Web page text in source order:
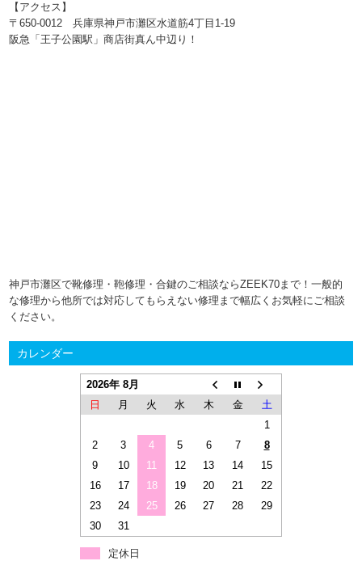
【アクセス】
〒650-0012 兵庫県神戸市灘区水道筋4丁目1‐19
阪急「王子公園駅」商店街真ん中辺り！
神戸市灘区で靴修理・鞄修理・合鍵のご相談ならZEEK70まで！一般的
な修理から他所では対応してもらえない修理まで幅広くお気軽にご相談
ください。
カレンダー
2026年 8月
日
月 火 水 木 金
土
1
2
3 4 5 6 7
8
9
10 11 12 13 14
15
16
17 18 19 20 21
22
23
24 25 26 27 28
29
30
31
定休日